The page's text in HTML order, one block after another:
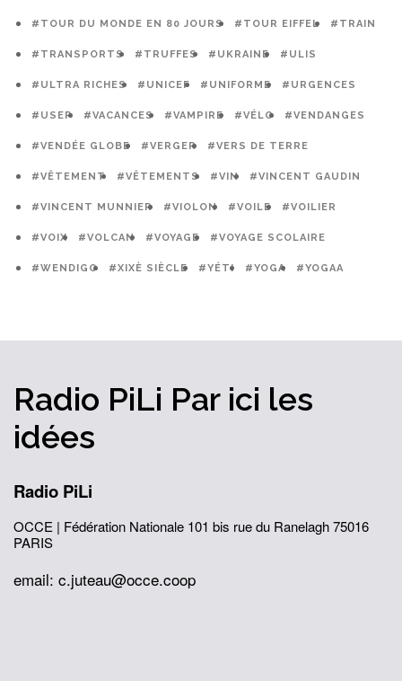
#TOUR DU MONDE EN 80 JOURS #TOUR EIFFEL #TRAIN
#TRANSPORTS #TRUFFES #UKRAINE #ULIS
#ULTRA RICHES #UNICEF #UNIFORME #URGENCES
#USEP #VACANCES #VAMPIRE #VÉLO #VENDANGES
#VENDÉE GLOBE #VERGER #VERS DE TERRE
#VÊTEMENT #VÊTEMENTS #VIN #VINCENT GAUDIN
#VINCENT MUNNIER #VIOLON #VOILE #VOILIER
#VOIX #VOLCAN #VOYAGE #VOYAGE SCOLAIRE
#WENDIGO #XIXÈ SIÈCLE #YÉTI #YOGA #YOGAA
Radio PiLi Par ici les
idées
Radio PiLi
OCCE | Fédération Nationale 101 bis rue du Ranelagh75016
PARIS
email: c.juteau@occe.coop